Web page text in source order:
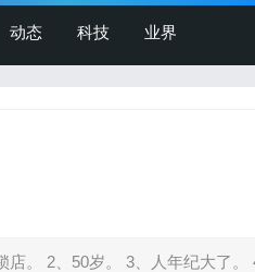
动态 科技 业界
。 2、50岁。 3、人年纪大了